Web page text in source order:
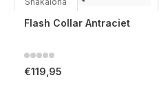
Flash Collar Antraciet
€119,95